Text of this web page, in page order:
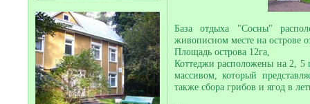
База отдыха "Сосны"
живописном месте на острове
Площадь острова 12га,
Коттеджи расположены на 2, 5
массивом, который
также сбора грибов и ягод в